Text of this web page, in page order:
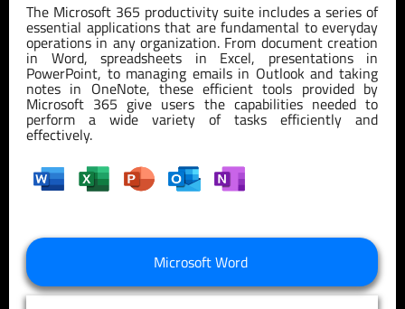
The Microsoft 365 productivity suite includes a series of
essential applications that are fundamental to everyday
operations in any organization. From document creation
in Word, spreadsheets in Excel, presentations in
PowerPoint, to managing emails in Outlook and taking
notes in OneNote, these efficient tools provided by
Microsoft 365 give users the capabilities needed to
perform a wide variety of tasks efficiently and
effectively.
Microsoft Word